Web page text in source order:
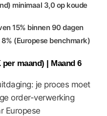
minimaal 3,0 op koude
15% binnen 90 dagen
(Europese benchmark)
per maand) | Maand 6
je proces moet
order-verwerking
Europese